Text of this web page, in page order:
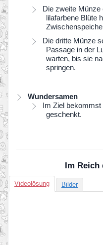
Die zweite
lilafarbene Blüte
Die dritte Münze
Passage in der
warten, bis sie
springen.
Wundersamen
Im Ziel
geschenkt.
Im
Videolösung Bilder